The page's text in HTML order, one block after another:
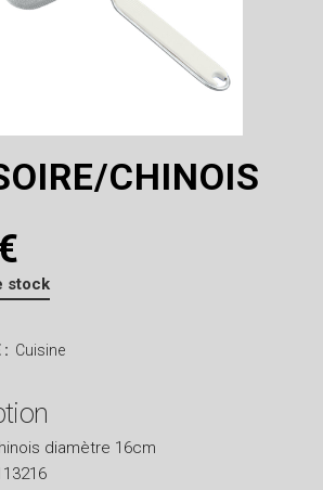
CHINOIS
stock
: Cuisine
diamètre 16cm